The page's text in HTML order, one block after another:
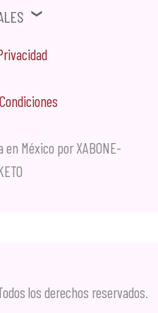
México por XABONE-
los derechos reservados.